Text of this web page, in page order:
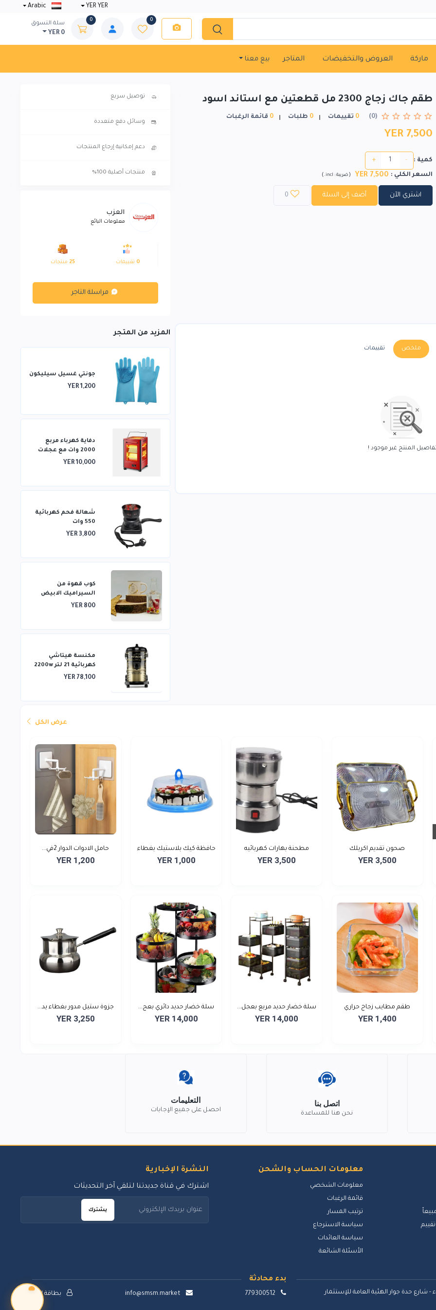
YER YER
0
0
سلة التسوق
YER 0
ماركة العروض والتخفيضات المتاجر بيع معنا
طقم جاك زجاج 2300 مل قطعتين مع استاند اسود
(0)
0 تقييمات 0 طلبات 0 قائمة الرغبات
YER 7,500
كمية : -
+
السعر الكلي :
YER 7,500
(ضريبة : incl.
)
اشتري الآن أضف إلى السلة 0
ملخص تقييمات
المنتج غير موجود !
توصيل سريع
وسائل دفع متعددة
دعم إمكانية إرجاع المنتجات
منتجات أصلية 100%
العزب
معلومات البائع
0 تقييمات 25 منتجات
مراسلة التاجر
المزيد من المتجر
جونتي غسيل سيليكون
YER 1,200
دفاية كهرباء مربع
2000 وات مع عجلات
تتميز بتدفئة من
YER 10,000
شعالة فحم كهربائية
550 وات
YER 3,800
كوب قهوة من
السيراميك الابيض
YER 800
مكنسة هيتاشي
كهربائية 21 لتر 2200w
YER 78,100
عرض الكل
صحون تقديم اكريلك
YER 3,500
مطحنة بهارات كهربائيه
YER 3,500
حافظة كيك بلاستيك بغطاء
YER 1,000
حامل الادوات الدوار 2في...
YER 1,200
طقم مطايب زجاج حراري
YER 1,400
سلة خضار حديد مربع بعجل...
YER 14,000
سلة خضار حديد دائري بعج...
YER 14,000
جزوة ستيل مدور بغطاء يد...
YER 3,250
اتصل بنا
نحن هنا للمساعدة
التعليمات
احصل على جميع الإجابات
معلومات الحساب والشحن
معلومات الشخصي
قائمة الرغبات
ترتيب المسار
سياسة الاسترجاع
سياسة العائدات
الأسئلة الشائعة
النشرة الإخبارية
اشترك في قناة جديدتنا لتلقي آخر التحديثات
يشترك
بدء محادثة
779300512
info@smsm.market بطاقة الدعم - شارع حدة جوار الهئية العامة للإستثمار